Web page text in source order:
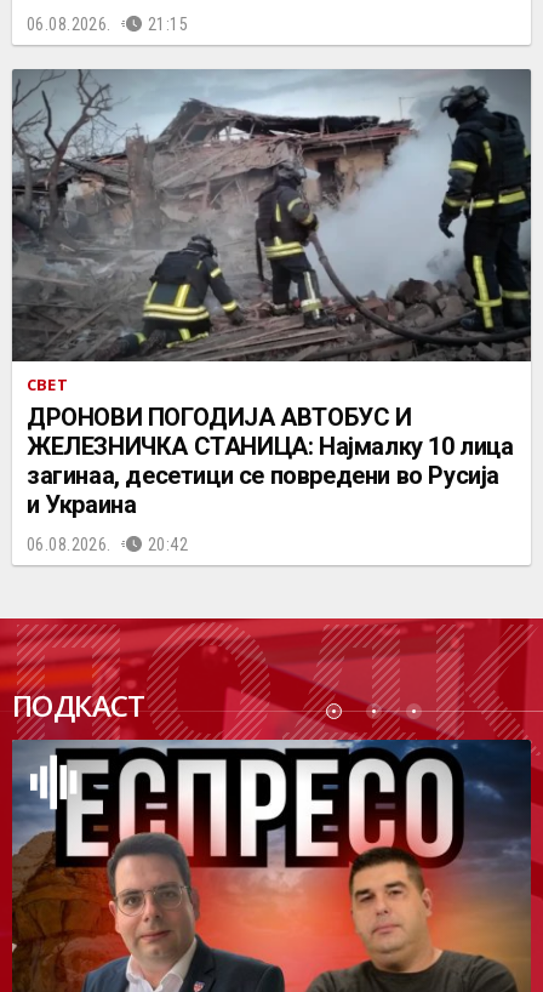
06.08.2026. 21:15
СВЕТ
ДРОНОВИ ПОГОДИЈА АВТОБУС И
ЖЕЛЕЗНИЧКА СТАНИЦА: Најмалку 10 лица
загинаа, десетици се повредени во Русија
и Украина
06.08.2026. 20:42
ПОДКАСТ
ПОДК
АСТ